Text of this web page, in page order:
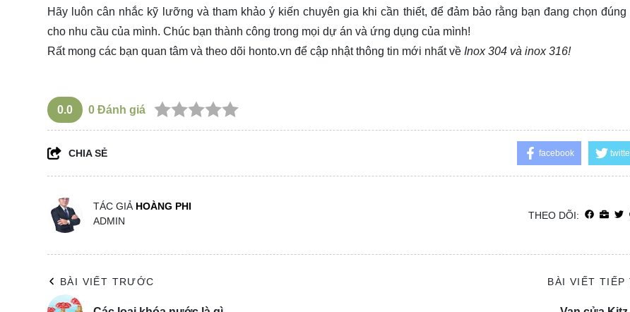
Hãy luôn cân nhắc kỹ lưỡng và tham khảo ý kiến chuyên gia khi cần thiết, để đảm bảo rằng bạn đang chọn đúng
cho nhu cầu của mình. Chúc bạn thành công trong mọi dự án và ứng dụng của mình!
Rất mong các bạn quan tâm và theo dõi honto.vn để cập nhật thông tin mới nhất về Inox 304 và inox 316!
0.0 0 Đánh giá
CHIA SẺ facebook
TÁC GIẢ HOÀNG PHI
ADMIN
THEO DÕI:
BÀI VIẾT TRƯỚC BÀI VIẾT TIẾP